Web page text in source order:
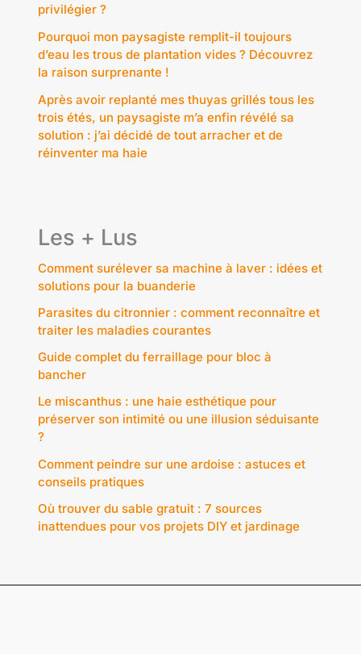
privilégier ?
Pourquoi mon paysagiste remplit-il toujours
d’eau les trous de plantation vides ? Découvrez
la raison surprenante !
Après avoir replanté mes thuyas grillés tous les
trois étés, un paysagiste m’a enfin révélé sa
solution : j’ai décidé de tout arracher et de
réinventer ma haie
Les + Lus
Comment surélever sa machine à laver : idées et
solutions pour la buanderie
Parasites du citronnier : comment reconnaître et
traiter les maladies courantes
Guide complet du ferraillage pour bloc à
bancher
Le miscanthus : une haie esthétique pour
préserver son intimité ou une illusion séduisante
?
Comment peindre sur une ardoise : astuces et
conseils pratiques
Où trouver du sable gratuit : 7 sources
inattendues pour vos projets DIY et jardinage